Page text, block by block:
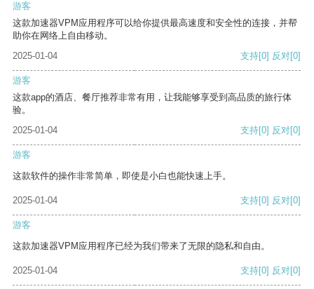
游客
这款加速器VPM应用程序可以给你提供最高速度和安全性的连接，并帮
助你在网络上自由移动。
2025-01-04
支持[0] 反对[0]
游客
这款app的酒店、餐厅推荐非常有用，让我能够享受到高品质的旅行体
验。
2025-01-04
支持[0] 反对[0]
游客
这款软件的操作非常简单，即使是小白也能快速上手。
2025-01-04 支持[0] 反对[0]
游客
这款加速器VPM应用程序已经为我们带来了无限的隐私和自由。
2025-01-04 支持[0] 反对[0]